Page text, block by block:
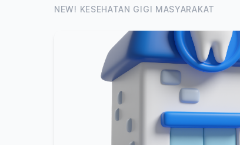
NEW! KESEHATAN GIGI MASYARAKAT